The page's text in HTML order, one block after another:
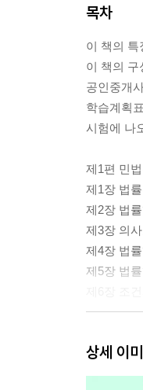
목차
이 책의 특
이 책의 구
공인중개
학습계획표
시험에 나
제1편 민
제1장 법
제2장 법
제3장 의
제4장 법
제5장 법
제1장 총설
제2장 물
상세 이